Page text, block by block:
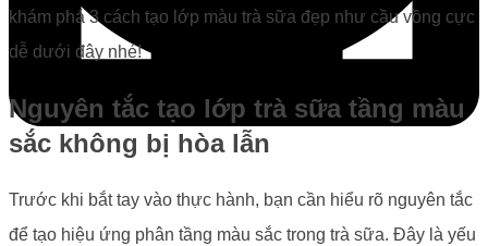
khám phá 3 cách tạo lớp màu trà sữa đẹp như cầu vồng cực
dễ dưới đây nhé!
Nguyên tắc tạo lớp trà sữa tầng màu
sắc không bị hòa lẫn
Trước khi bắt tay vào thực hành, bạn cần hiểu rõ nguyên tắc
để tạo hiệu ứng phân tầng màu sắc trong trà sữa. Đây là yếu